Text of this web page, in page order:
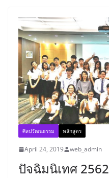
ศิลปวัฒนธรรม หลักสูตร
April 24, 2019 web_admin
ปัจฉิมนิเทศ 2562